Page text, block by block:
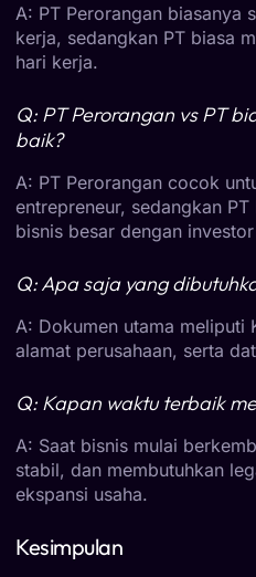
A: PT Perorangan biasanya
kerja, sedangkan PT biasa
hari kerja.
Q: PT Perorangan vs PT
baik?
A: PT Perorangan cocok
entrepreneur, sedangkan
bisnis besar dengan
Q: Apa saja yang
A: Dokumen utama meliputi
alamat perusahaan, serta
Q: Kapan waktu terbaik
A: Saat bisnis mulai
stabil, dan membutuhkan
ekspansi usaha.
Kesimpulan